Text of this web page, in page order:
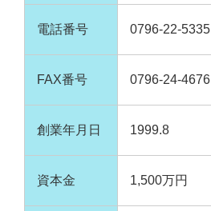
電話番号 0796-22-5335
FAX番号 0796-24-4676
創業年月日 1999.8
資本金 1,500万円